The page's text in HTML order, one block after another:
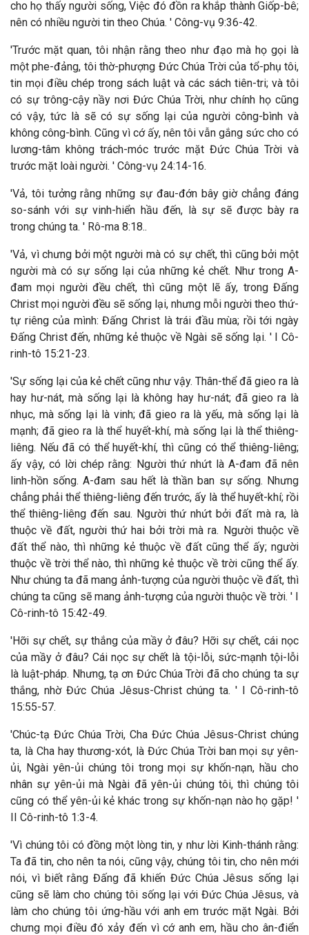
cho họ thấy người sống, Việc đó đồn ra khắp thành Giốp-bê;
nên có nhiều người tin theo Chúa. ' Công-vụ 9:36-42.
'Trước mặt quan, tôi nhận rằng theo như đạo mà họ gọi là
một phe-đảng, tôi thờ-phượng Đức Chúa Trời của tổ-phụ tôi,
tin mọi điều chép trong sách luật và các sách tiên-tri; và tôi
có sự trông-cậy nầy nơi Đức Chúa Trời, như chính họ cũng
có vậy, tức là sẽ có sự sống lại của người công-bình và
không công-bình. Cũng vì cớ ấy, nên tôi vẫn gắng sức cho có
lương-tâm không trách-móc trước mặt Đức Chúa Trời và
trước mặt loài người. ' Công-vụ 24:14-16.
'Vả, tôi tưởng rằng những sự đau-đớn bây giờ chẳng đáng
so-sánh với sự vinh-hiển hầu đến, là sự sẽ được bày ra
trong chúng ta. ' Rô-ma 8:18..
'Vả, vì chưng bởi một người mà có sự chết, thì cũng bởi một
người mà có sự sống lại của những kẻ chết. Như trong A-
đam mọi người đều chết, thì cũng một lẽ ấy, trong Đấng
Christ mọi người đều sẽ sống lại, nhưng mỗi người theo thứ-
tự riêng của mình: Đấng Christ là trái đầu mùa; rồi tới ngày
Đấng Christ đến, những kẻ thuộc về Ngài sẽ sống lại. ' I Cô-
rinh-tô 15:21-23.
'Sự sống lại của kẻ chết cũng như vậy. Thân-thể đã gieo ra là
hay hư-nát, mà sống lại là không hay hư-nát; đã gieo ra là
nhục, mà sống lại là vinh; đã gieo ra là yếu, mà sống lại là
mạnh; đã gieo ra là thể huyết-khí, mà sống lại là thể thiêng-
liêng. Nếu đã có thể huyết-khí, thì cũng có thể thiêng-liêng;
ấy vậy, có lời chép rằng: Người thứ nhứt là A-đam đã nên
linh-hồn sống. A-đam sau hết là thần ban sự sống. Nhưng
chẳng phải thể thiêng-liêng đến trước, ấy là thể huyết-khí; rồi
thể thiêng-liêng đến sau. Người thứ nhứt bởi đất mà ra, là
thuộc về đất, người thứ hai bởi trời mà ra. Người thuộc về
đất thể nào, thì những kẻ thuộc về đất cũng thể ấy; người
thuộc về trời thể nào, thì những kẻ thuộc về trời cũng thể ấy.
Như chúng ta đã mang ảnh-tượng của người thuộc về đất, thì
chúng ta cũng sẽ mang ảnh-tượng của người thuộc về trời. ' I
Cô-rinh-tô 15:42-49.
'Hỡi sự chết, sự thắng của mầy ở đâu? Hỡi sự chết, cái nọc
của mầy ở đâu? Cái nọc sự chết là tội-lỗi, sức-mạnh tội-lỗi
là luật-pháp. Nhưng, tạ ơn Đức Chúa Trời đã cho chúng ta sự
thắng, nhờ Đức Chúa Jêsus-Christ chúng ta. ' I Cô-rinh-tô
15:55-57.
'Chúc-tạ Đức Chúa Trời, Cha Đức Chúa Jêsus-Christ chúng
ta, là Cha hay thương-xót, là Đức Chúa Trời ban mọi sự yên-
ủi, Ngài yên-ủi chúng tôi trong mọi sự khốn-nạn, hầu cho
nhân sự yên-ủi mà Ngài đã yên-ủi chúng tôi, thì chúng tôi
cũng có thể yên-ủi kẻ khác trong sự khốn-nạn nào họ gặp! '
II Cô-rinh-tô 1:3-4.
'Vì chúng tôi có đồng một lòng tin, y như lời Kinh-thánh rằng:
Ta đã tin, cho nên ta nói, cũng vậy, chúng tôi tin, cho nên mới
nói, vì biết rằng Đấng đã khiến Đức Chúa Jêsus sống lại
cũng sẽ làm cho chúng tôi sống lại với Đức Chúa Jêsus, và
làm cho chúng tôi ứng-hầu với anh em trước mặt Ngài. Bởi
chưng mọi điều đó xảy đến vì cớ anh em, hầu cho ân-điển